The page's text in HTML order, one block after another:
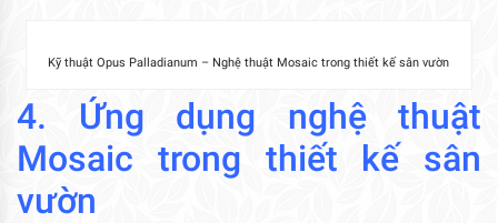
Kỹ thuật Opus Palladianum – Nghệ thuật Mosaic trong thiết kế sân vườn
4. Ứng dụng nghệ thuật
Mosaic trong thiết kế sân
vườn